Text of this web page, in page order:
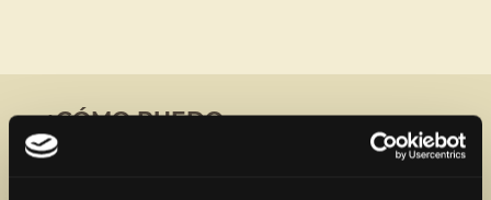
¿CÓMO PUEDO
CONTACTAR A LA